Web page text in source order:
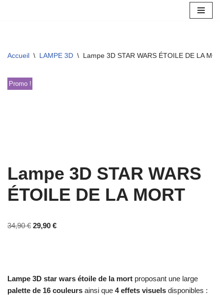
Accueil \ LAMPE 3D \ Lampe 3D STAR WARS ÉTOILE DE LA
Promo !
Lampe 3D STAR WARS
ÉTOILE DE LA MORT
34,90€ 29,90 €
Lampe 3D star wars étoile de la mort proposant une large
palette de 16 couleurs ainsi que 4 effets visuels disponibles :